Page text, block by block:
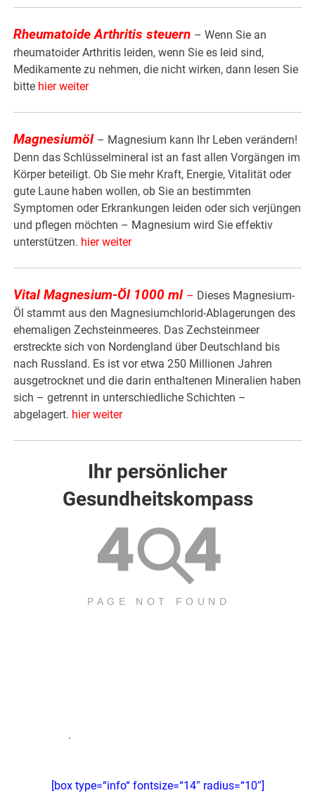
Rheumatoide Arthritis steuern – Wenn Sie an
rheumatoider Arthritis leiden, wenn Sie es leid sind,
Medikamente zu nehmen, die nicht wirken, dann lesen Sie
bitte hier weiter
Magnesiumöl – Magnesium kann Ihr Leben verändern!
Denn das Schlüsselmineral ist an fast allen Vorgängen im
Körper beteiligt. Ob Sie mehr Kraft, Energie, Vitalität oder
gute Laune haben wollen, ob Sie an bestimmten
Symptomen oder Erkrankungen leiden oder sich verjüngen
und pflegen möchten – Magnesium wird Sie effektiv
unterstützen. hier weiter
Vital Magnesium-Öl 1000 ml – Dieses Magnesium-
Öl stammt aus den Magnesiumchlorid-Ablagerungen des
ehemaligen Zechsteinmeeres. Das Zechsteinmeer
erstreckte sich von Nordengland über Deutschland bis
nach Russland. Es ist vor etwa 250 Millionen Jahren
ausgetrocknet und die darin enthaltenen Mineralien haben
sich – getrennt in unterschiedliche Schichten –
abgelagert. hier weiter
Ihr persönlicher
Gesundheitskompass
.
[box type=“info“ fontsize=“14″ radius=“10″]